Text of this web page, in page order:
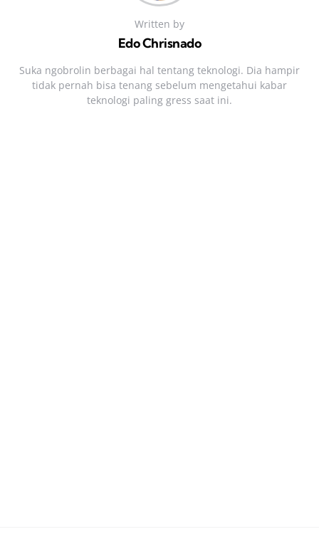
Written by
Edo Chrisnado
Suka ngobrolin berbagai hal tentang teknologi. Dia hampir
tidak pernah bisa tenang sebelum mengetahui kabar
teknologi paling gress saat ini.